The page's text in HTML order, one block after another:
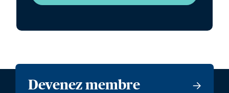
Devenez membre